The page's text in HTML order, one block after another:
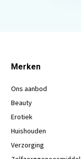
Merken
Ons aanbod
Beauty
Erotiek
Huishouden
Verzorging